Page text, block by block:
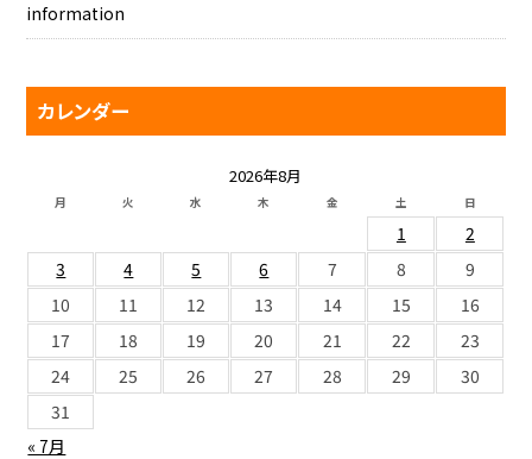
information
カレンダー
2026年8月
月 火 水 木 金 土 日
« 7月
1
2
3
4 5 6 7 8
9
10
11 12 13 14 15
16
17
18 19 20 21 22
23
24
25 26 27 28 29
30
31